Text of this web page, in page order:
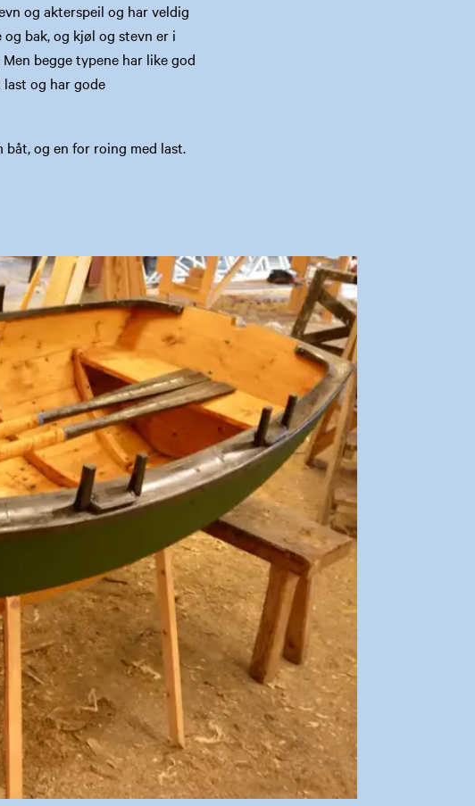
og akterspeil og har veldig
bak, og kjøl og stevn er i
begge typene har like god
og har gode
og en for roing med last.